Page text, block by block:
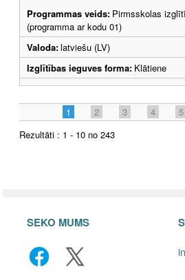
Programmas veids: Pirmsskolas
(programma ar kodu 01)
Valoda:latviešu (LV)
Izglītības ieguves forma: Klātiene
1 2 3 4 5
Rezultāti : 1 - 10 no 243
SEKO MUMS